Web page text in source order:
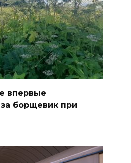
впервые
борщевик при